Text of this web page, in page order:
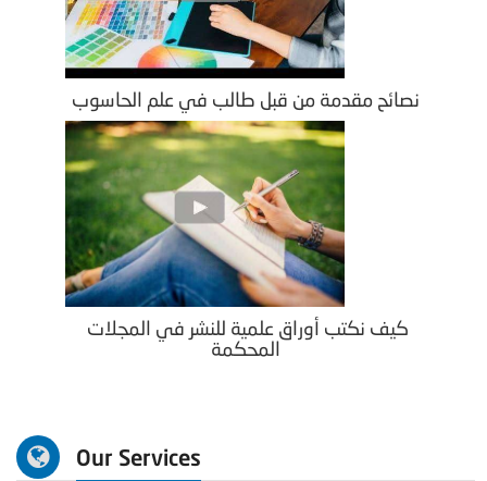
نصائح مقدمة من قبل طالب في علم الحاسوب
المحكمة
Our Services